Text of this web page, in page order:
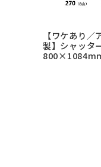
【ワケあり
製】シャッタ